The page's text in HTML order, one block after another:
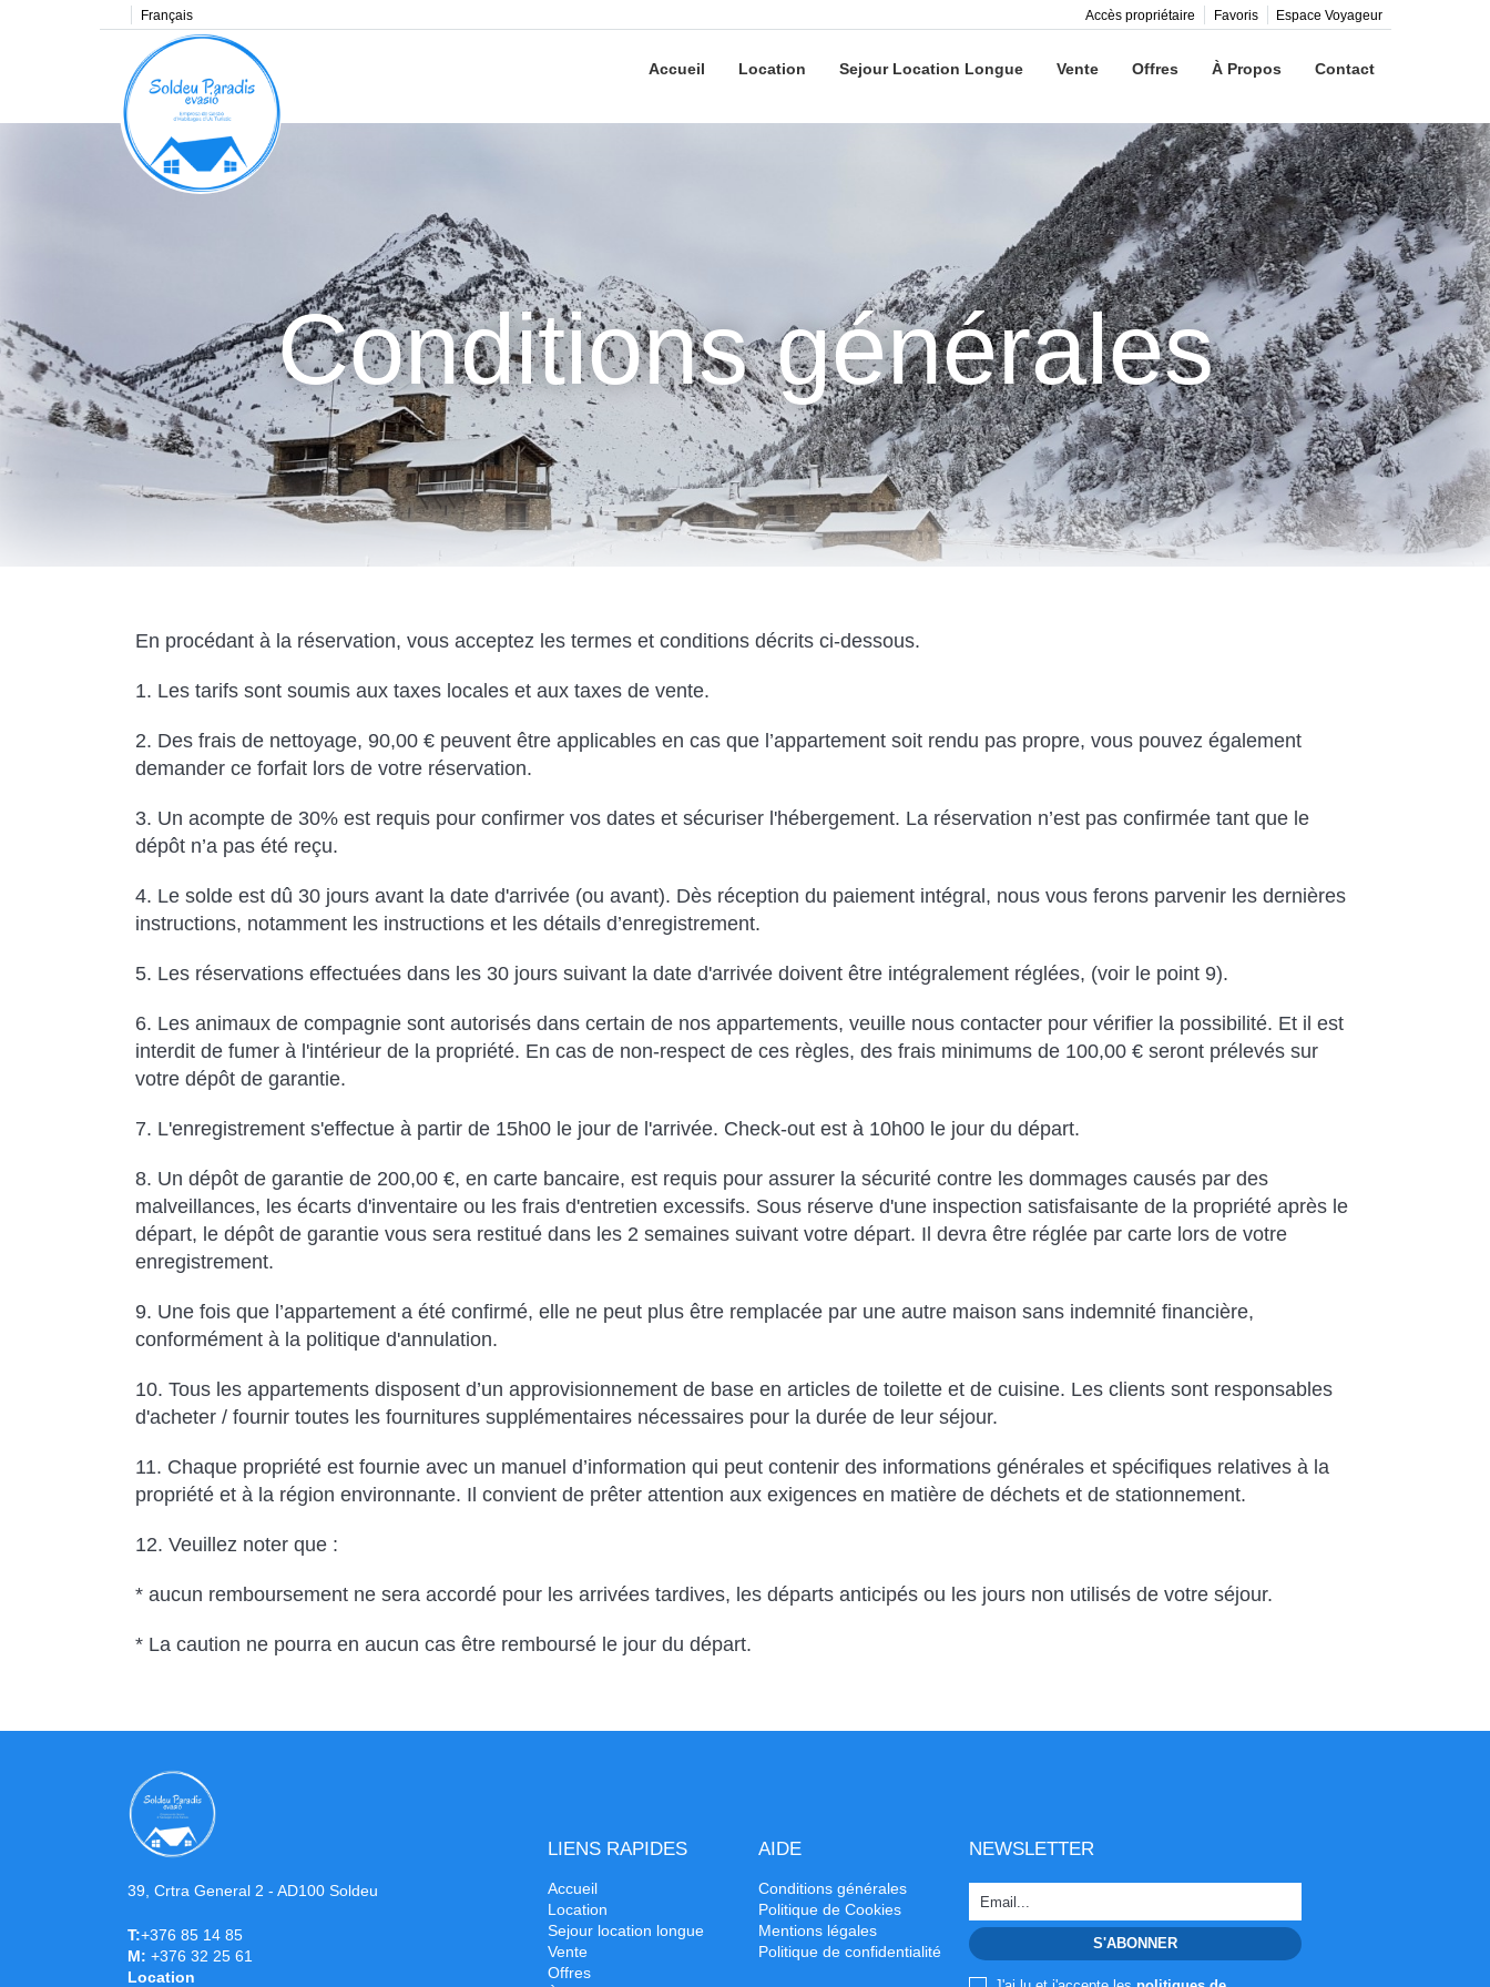
Français Espace Voyageur
Favoris
Accès propriétaire
Accueil Location Sejour Location Longue Vente Offres À Propos Contact
Conditions générales
En procédant à la réservation, vous acceptez les termes et conditions décrits ci-dessous.
1. Les tarifs sont soumis aux taxes locales et aux taxes de vente.
2. Des frais de nettoyage, 90,00 € peuvent être applicables en cas que l’appartement soit rendu pas propre, vous pouvez également
demander ce forfait lors de votre réservation.
3. Un acompte de 30% est requis pour confirmer vos dates et sécuriser l'hébergement. La réservation n’est pas confirmée tant que le
dépôt n’a pas été reçu.
4. Le solde est dû 30 jours avant la date d'arrivée (ou avant). Dès réception du paiement intégral, nous vous ferons parvenir les dernières
instructions, notamment les instructions et les détails d’enregistrement.
5. Les réservations effectuées dans les 30 jours suivant la date d'arrivée doivent être intégralement réglées, (voir le point 9).
6. Les animaux de compagnie sont autorisés dans certain de nos appartements, veuille nous contacter pour vérifier la possibilité. Et il est
interdit de fumer à l'intérieur de la propriété. En cas de non-respect de ces règles, des frais minimums de 100,00 € seront prélevés sur
votre dépôt de garantie.
7. L'enregistrement s'effectue à partir de 15h00 le jour de l'arrivée. Check-out est à 10h00 le jour du départ.
8. Un dépôt de garantie de 200,00 €, en carte bancaire, est requis pour assurer la sécurité contre les dommages causés par des
malveillances, les écarts d'inventaire ou les frais d'entretien excessifs. Sous réserve d'une inspection satisfaisante de la propriété après le
départ, le dépôt de garantie vous sera restitué dans les 2 semaines suivant votre départ. Il devra être réglée par carte lors de votre
enregistrement.
9. Une fois que l’appartement a été confirmé, elle ne peut plus être remplacée par une autre maison sans indemnité financière,
conformément à la politique d'annulation.
10. Tous les appartements disposent d’un approvisionnement de base en articles de toilette et de cuisine. Les clients sont responsables
d'acheter / fournir toutes les fournitures supplémentaires nécessaires pour la durée de leur séjour.
11. Chaque propriété est fournie avec un manuel d’information qui peut contenir des informations générales et spécifiques relatives à la
propriété et à la région environnante. Il convient de prêter attention aux exigences en matière de déchets et de stationnement.
12. Veuillez noter que :
* aucun remboursement ne sera accordé pour les arrivées tardives, les départs anticipés ou les jours non utilisés de votre séjour.
* La caution ne pourra en aucun cas être remboursé le jour du départ.
39, Crtra General 2 - AD100 Soldeu
T:+376 85 14 85
M: +376 32 25 61
Location
LIENS RAPIDES
Accueil
Location
Sejour location longue
Vente
Offres
AIDE
Conditions générales
Politique de Cookies
Mentions légales
Politique de confidentialité
NEWSLETTER